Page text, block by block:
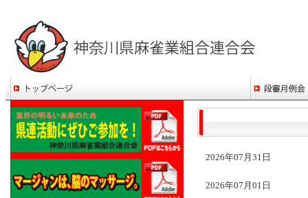
2026年07月31日
2026年07月01日